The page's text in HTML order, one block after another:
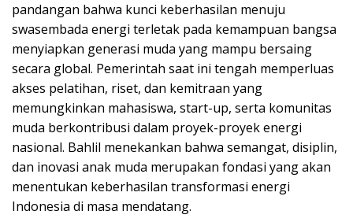
pandangan bahwa kunci keberhasilan menuju
swasembada energi terletak pada kemampuan bangsa
menyiapkan generasi muda yang mampu bersaing
secara global. Pemerintah saat ini tengah memperluas
akses pelatihan, riset, dan kemitraan yang
memungkinkan mahasiswa, start-up, serta komunitas
muda berkontribusi dalam proyek-proyek energi
nasional. Bahlil menekankan bahwa semangat, disiplin,
dan inovasi anak muda merupakan fondasi yang akan
menentukan keberhasilan transformasi energi
Indonesia di masa mendatang.